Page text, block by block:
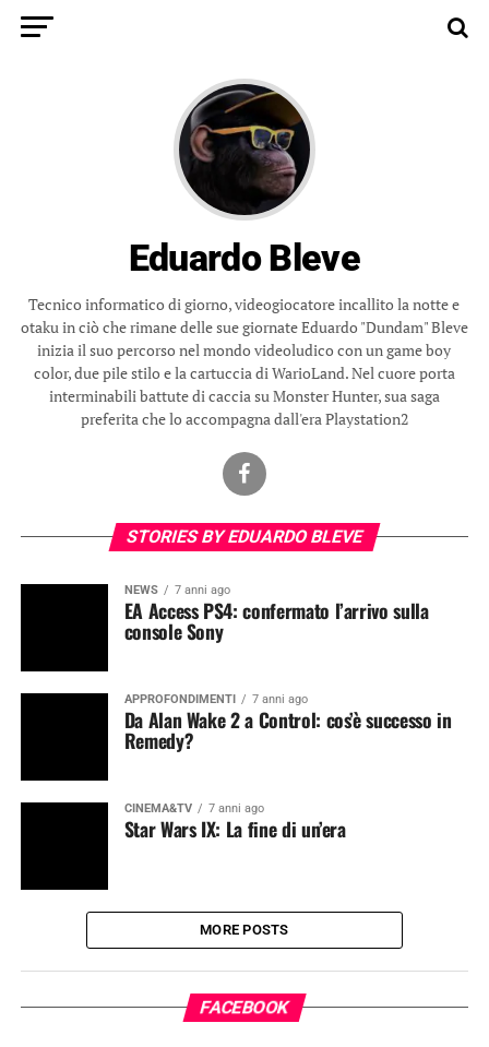
Eduardo Bleve
Tecnico informatico di giorno, videogiocatore incallito la notte e
otaku in ciò che rimane delle sue giornate Eduardo "Dundam" Bleve
inizia il suo percorso nel mondo videoludico con un game boy
color, due pile stilo e la cartuccia di WarioLand. Nel cuore porta
interminabili battute di caccia su Monster Hunter, sua saga
preferita che lo accompagna dall'era Playstation2
STORIES BY EDUARDO BLEVE
NEWS 7 anni ago
EA Access PS4: confermato l’arrivo sulla
console Sony
APPROFONDIMENTI 7 anni ago
Da Alan Wake 2 a Control: cos’è successo in
Remedy?
CINEMA&TV 7 anni ago
Star Wars IX: La fine di un’era
MORE POSTS
FACEBOOK